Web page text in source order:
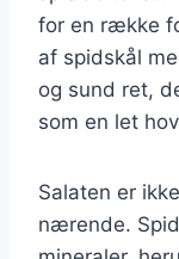
for en række
af spidskål
og sund ret,
som en let
Salaten er
nærende.